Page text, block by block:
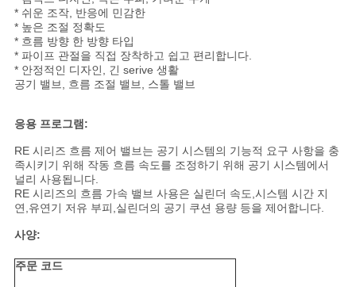
을
요
구
세
요
VR
SHOW
* 쉬운 조작, 반응에 민감한
* 높은 조절 정확도
* 흐름 방향 한 방향 타입
* 파이프 관절을 직접 장착하고 쉽고 편리합니다.
* 안정적인 디자인, 긴 serive 생활
공기 밸브, 흐름 조절 밸브, 스톨 밸브
응용 프로그램:
RE 시리즈 흐름 제어 밸브는 공기 시스템의 기능적 요구 사항을 충
족시키기 위해 작동 흐름 속도를 조정하기 위해 공기 시스템에서
널리 사용됩니다.
RE 시리즈의 흐름 가속 밸브 사용은 실린더 속도,시스템 시간 지
연,유연기 저유 부피,실린더의 공기 쿠션 용량 등을 제어합니다.
사양:
주문 코드